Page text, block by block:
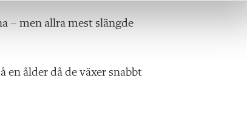
– men allra mest slängde
en ålder då de växer snabbt